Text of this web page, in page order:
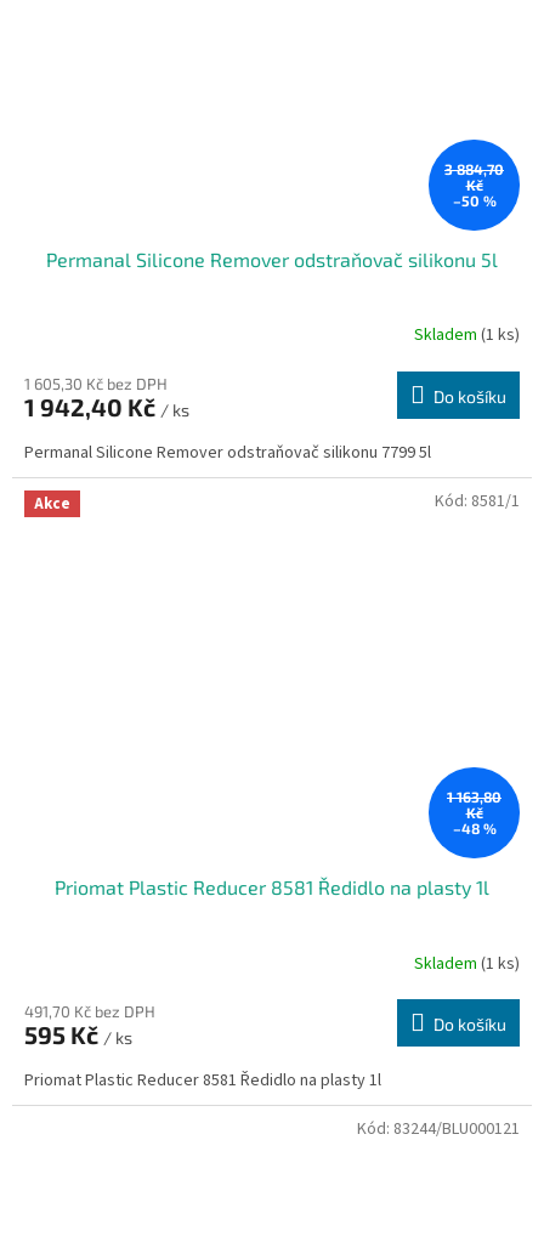
3 884,70
Kč
–50 %
Permanal Silicone Remover odstraňovač silikonu 5l
Skladem (1 ks)
1 605,30 Kč bez DPH
1 942,40 Kč / ks
Do košíku
Permanal Silicone Remover odstraňovač silikonu 7799 5l
Akce
1 163,80
Kč
–48 %
Priomat Plastic Reducer 8581 Ředidlo na plasty 1l
Skladem (1 ks)
491,70 Kč bez DPH
595 Kč / ks
Do košíku
Priomat Plastic Reducer 8581 Ředidlo na plasty 1l
Kód: 8581/1
Kód: 83244/BLU000121